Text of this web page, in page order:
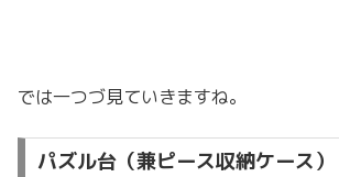
では一つづ見ていきますね。
パズル台（兼ピース収納ケース）